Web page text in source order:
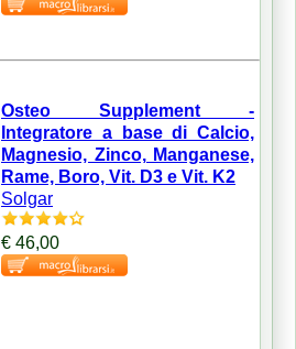
Osteo Supplement -
Integratore a base di Calcio,
Magnesio, Zinco, Manganese,
Rame, Boro, Vit. D3 e Vit. K2
Solgar
€ 46,00